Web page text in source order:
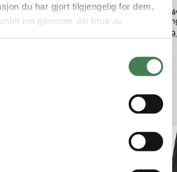
du har gjort tilgjengelig for dem,
inn gjennom din bruk av
M's
Fjällräven Abisko Trail Stretch
Trousers W Short Black
kr